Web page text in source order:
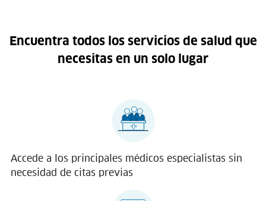
Encuentra todos los servicios de salud que
necesitas en un solo lugar
Accede a los principales médicos especialistas sin
necesidad de citas previas